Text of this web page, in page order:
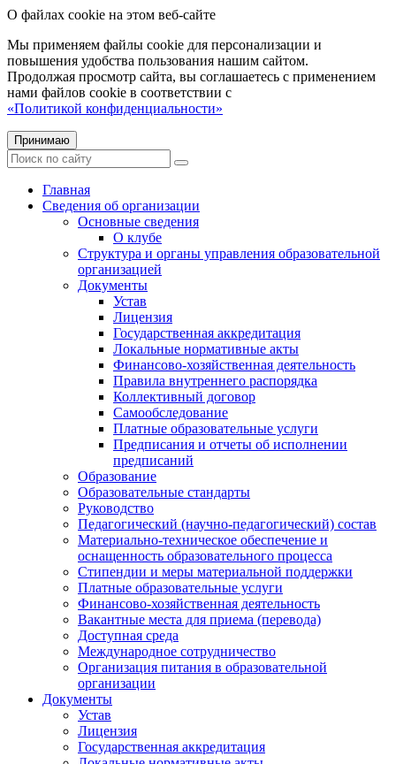
О файлах cookie на этом веб-сайте
Мы применяем файлы cookie для персонализации и
повышения удобства пользования нашим сайтом.
Продолжая просмотр сайта, вы соглашаетесь с применением
нами файлов cookie в соответствии с
«Политикой конфиденциальности»
Принимаю
Главная
Сведения об организации
Основные сведения
О клубе
Структура и органы управления образовательной
организацией
Документы
Устав
Лицензия
Государственная аккредитация
Локальные нормативные акты
Финансово-хозяйственная деятельность
Правила внутреннего распорядка
Коллективный договор
Самообследование
Платные образовательные услуги
Предписания и отчеты об исполнении
предписаний
Образование
Образовательные стандарты
Руководство
Педагогический (научно-педагогический) состав
Материально-техническое обеспечение и
оснащенность образовательного процесса
Стипендии и меры материальной поддержки
Платные образовательные услуги
Финансово-хозяйственная деятельность
Вакантные места для приема (перевода)
Доступная среда
Международное сотрудничество
Организация питания в образовательной
организации
Документы
Устав
Лицензия
Государственная аккредитация